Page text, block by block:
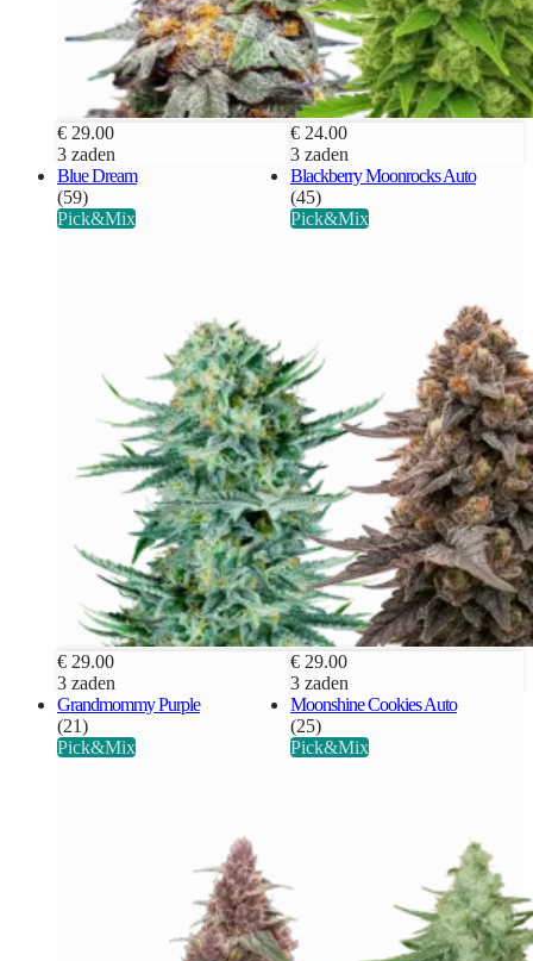
€ 29.00
3 zaden
€ 24.00
3 zaden
Blue Dream
(59)
Pick&Mix
€ 29.00
3 zaden
Blackberry Moonrocks Auto
(45)
Pick&Mix
€ 29.00
3 zaden
Grandmommy Purple
(21)
Pick&Mix
Moonshine Cookies Auto
(25)
Pick&Mix